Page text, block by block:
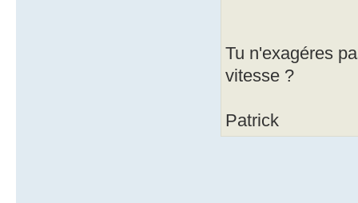
Tu n'exagéres
vitesse ?
Patrick